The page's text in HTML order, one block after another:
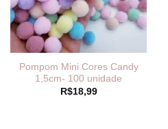
Pompom Mini Cores Candy
1,5cm- 100 unidade
R$18,99